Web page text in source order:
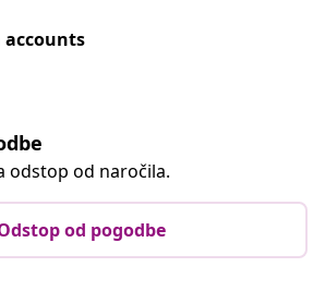
accounts
odstop od naročila.
od pogodbe